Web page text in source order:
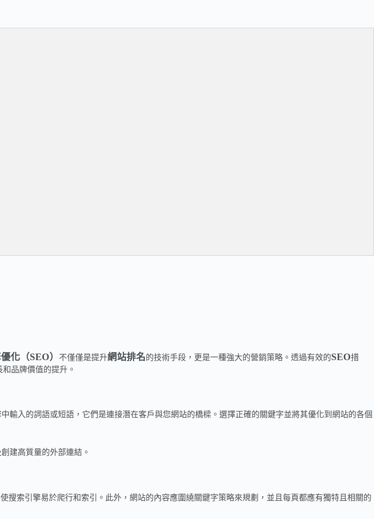
化（SEO） 不僅僅是提升網站排名的技術手段，更是一種強大的營銷策略。透過有效的SEO措
品牌價值的提升。
輸入的詞語或短語，它們是連接潛在客戶與您網站的橋樑。選擇正確的關鍵字並將其優化到網站的各個
建高質量的外部連結。
搜索引擎易於爬行和索引。此外，網站的內容應圍繞關鍵字策略來規劃，並且每頁都應有獨特且相關的